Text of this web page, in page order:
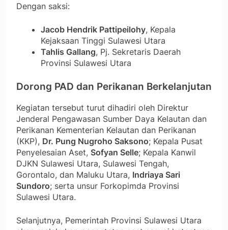
Dengan saksi:
Jacob Hendrik Pattipeilohy, Kepala
Kejaksaan Tinggi Sulawesi Utara
Tahlis Gallang, Pj. Sekretaris Daerah
Provinsi Sulawesi Utara
Dorong PAD dan Perikanan Berkelanjutan
Kegiatan tersebut turut dihadiri oleh Direktur
Jenderal Pengawasan Sumber Daya Kelautan dan
Perikanan Kementerian Kelautan dan Perikanan
(KKP), Dr. Pung Nugroho Saksono; Kepala Pusat
Penyelesaian Aset, Sofyan Selle; Kepala Kanwil
DJKN Sulawesi Utara, Sulawesi Tengah,
Gorontalo, dan Maluku Utara, Indriaya Sari
Sundoro; serta unsur Forkopimda Provinsi
Sulawesi Utara.
Selanjutnya, Pemerintah Provinsi Sulawesi Utara